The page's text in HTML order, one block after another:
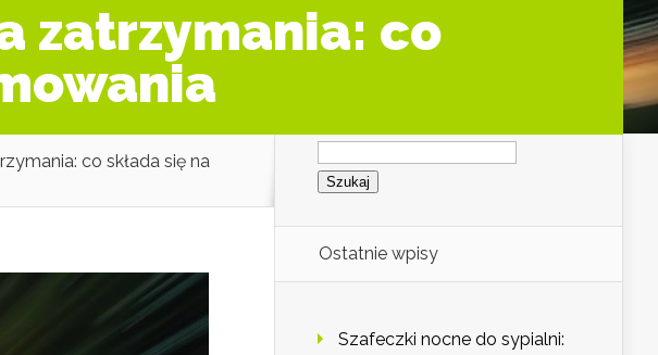
zatrzymania: co
co składa się na
Szukaj:
Ostatnie wpisy
Szafeczki nocne do sypialni: